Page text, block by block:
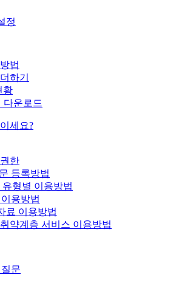
정
법
하기
황
다운로드
세요?
한
등록방법
유형별 이용방법
용방법
료 이용방법
약계층 서비스 이용방법
문